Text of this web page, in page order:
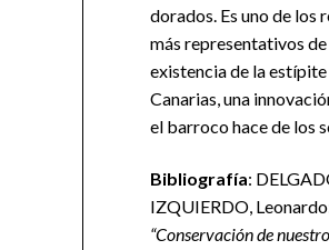
dorados. Es uno de los
más representativos
existencia de la estípite
Canarias, una
el barroco hace de los
Bibliografía:
IZQUIERDO,
“Conservación de nuestro